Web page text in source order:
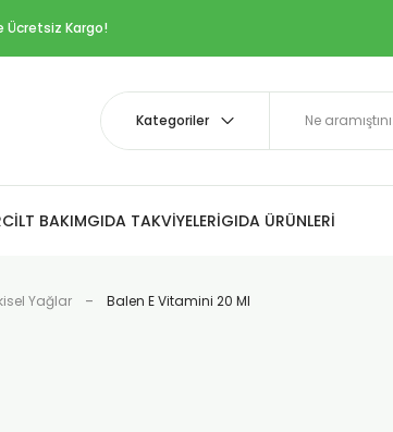
Ücretsiz Kargo!
CİLT BAKIMGIDA TAKVİYELERİGIDA ÜRÜNLERİ
Yağlar Balen E Vitamini 20 Ml